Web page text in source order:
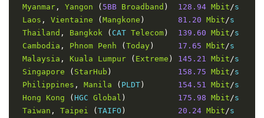
Myanmar , Yangon ( 5BB Broadband ) 128.94 Mbit /s
Laos , Vientaine ( Mangkone ) 81.20 Mbit /s
Thailand , Bangkok ( CAT Telecom ) 139.60 Mbit /s
Cambodia , Phnom Penh ( Today ) 17.65 Mbit /s
Malaysia , Kuala Lumpur ( Extreme ) 145.21 Mbit /s
Singapore
( StarHub ) 158.75 Mbit /s
Philippines , Manila ( PLDT ) 154.51 Mbit /s
Hong Kong ( HGC Global ) 175.98 Mbit /s
Taiwan , Taipei ( TAIFO ) 20.24 Mbit /s